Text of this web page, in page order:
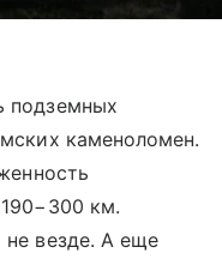
подземных
каменоломен.
км.
не везде. А еще